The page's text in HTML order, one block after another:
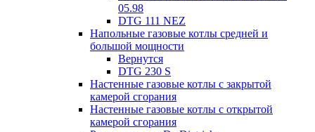
05.98
DTG 111 NEZ
Напольные газовые котлы средней и
большой мощности
Вернутся
DTG 230 S
Настенные газовые котлы с закрытой
камерой сгорания
Настенные газовые котлы с открытой
камерой сгорания